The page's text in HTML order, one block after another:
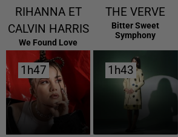
RIHANNA ET
CALVIN HARRIS
We Found Love
THE VERVE
Bitter Sweet
Symphony
1h47
1h47 1h43
1h43